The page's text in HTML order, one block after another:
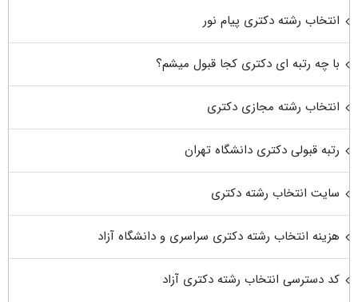
انتخاب رشته دکتری پیام نور
با چه رتبه ای دکتری کجا قبول میشم؟
انتخاب رشته مجازی دکتری
رتبه قبولی دکتری دانشگاه تهران
سایت انتخاب رشته دکتری
هزینه انتخاب رشته دکتری سراسری و دانشگاه آزاد
کد دسترسی انتخاب رشته دکتری آزاد